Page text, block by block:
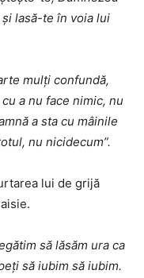
lasă-te în voia lui
mulți confundă,
a nu face nimic, nu
a sta cu mâinile
nu nicidecum”.
lui de grijă
să lăsăm ura ca
să iubim să iubim.